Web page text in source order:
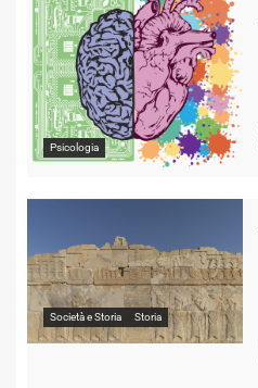
Psicologia
Società e Storia Storia